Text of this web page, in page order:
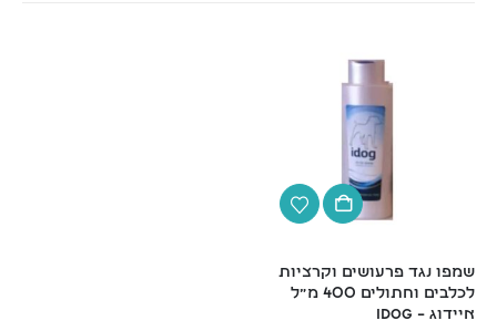
שמפו נגד פרעושים וקרציות
לכלבים וחתולים 400 מ"ל
איידוג – iDog